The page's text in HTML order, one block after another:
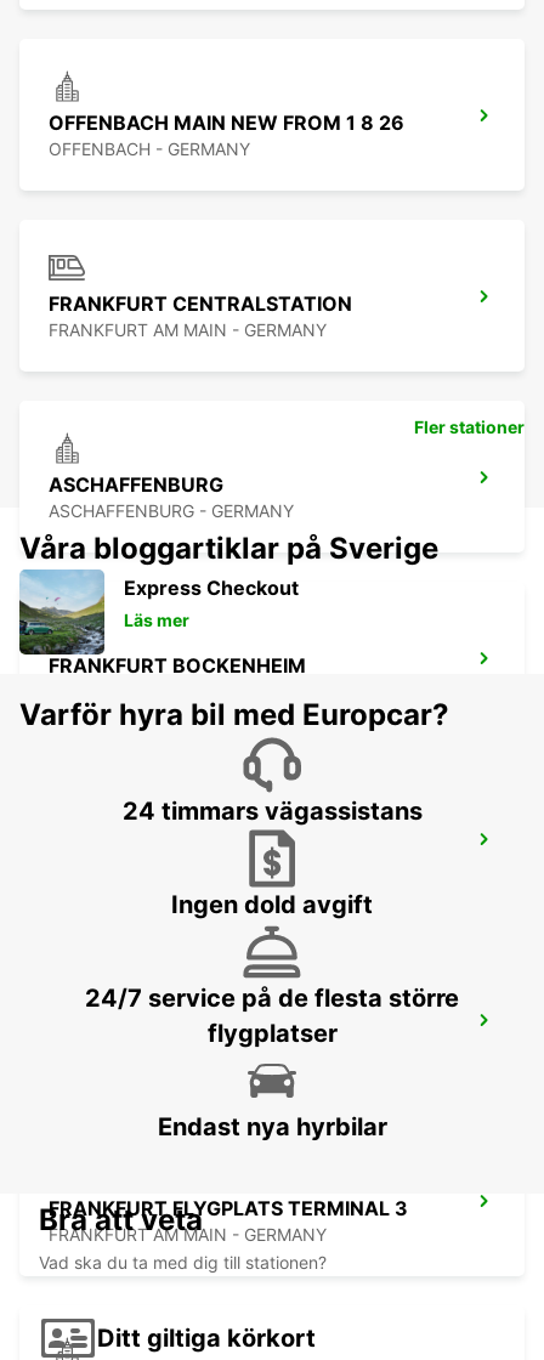
OFFENBACH MAIN NEW FROM 1 8 26
OFFENBACH - GERMANY
FRANKFURT CENTRALSTATION
FRANKFURT AM MAIN - GERMANY
ASCHAFFENBURG
ASCHAFFENBURG - GERMANY
FRANKFURT BOCKENHEIM
BAD HOMBURG - GERMANY
FRANKFURT FLYGPLATS TERMINAL 3
FRANKFURT AM MAIN - GERMANY
Fler stationer
Våra bloggartiklar på Sverige
Express Checkout
Läs mer
Varför hyra bil med Europcar?
24 timmars vägassistans
Ingen dold avgift
24/7 service på de flesta större
flygplatser
Endast nya hyrbilar
Bra att veta
Vad ska du ta med dig till stationen?
Ditt giltiga körkort